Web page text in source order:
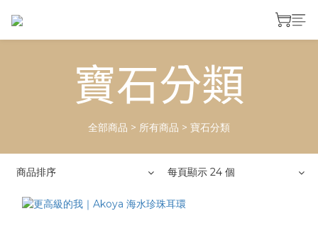
寶石分類
全部商品 > 所有商品 > 寶石分類
商品排序 每頁顯示 24 個